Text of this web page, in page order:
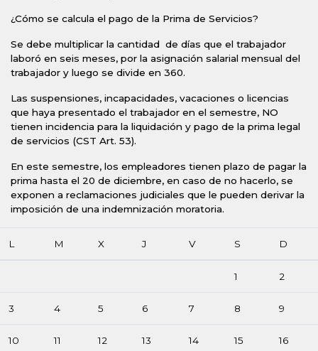
¿Cómo se calcula el pago de la Prima de Servicios?
Se debe multiplicar la cantidad de días que el trabajador
laboró en seis meses, por la asignación salarial mensual del
trabajador y luego se divide en 360.
Las suspensiones, incapacidades, vacaciones o licencias
que haya presentado el trabajador en el semestre, NO
tienen incidencia para la liquidación y pago de la prima legal
de servicios (CST Art. 53).
En este semestre, los empleadores tienen plazo de pagar la
prima hasta el 20 de diciembre, en caso de no hacerlo, se
exponen a reclamaciones judiciales que le pueden derivar la
imposición de una indemnización moratoria.
L M X J V S D
1 2
3 4 5 6 7 8 9
10 11 12 13 14 15 16